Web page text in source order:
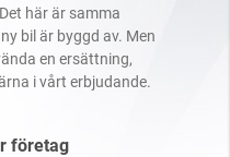
här är samma
bil är byggd av. Men
en ersättning,
i vårt erbjudande.
företag